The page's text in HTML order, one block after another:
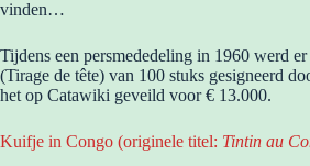
vinden…
Tijdens een persmededeling in 1960 werd
(Tirage de tête) van 100 stuks gesigneerd
het op Catawiki geveild voor € 13.000.
Kuifje in Congo (originele titel: Tintin au